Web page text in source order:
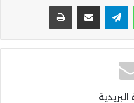
واتساب تيلقرام مشاركة عبر البريد
البريدية